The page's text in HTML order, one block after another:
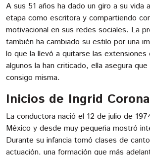
A sus 51 años ha dado un giro a su vida
etapa como escritora y compartiendo
motivacional en sus redes sociales. La
también ha cambiado su estilo por una
lo que la llevó a quitarse las extensiones
algunos la han criticado, ella asegura
consigo misma.
Inicios de Ingrid
La conductora nació el 12 de julio de
México y desde muy pequeña mostró
Durante su infancia tomó clases de
actuación, una formación que más